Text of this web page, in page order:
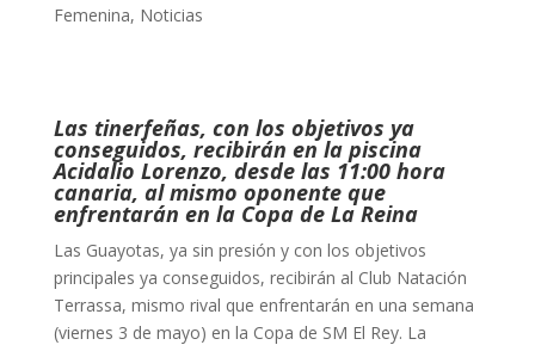
Femenina, Noticias
Las tinerfeñas, con los objetivos ya
conseguidos, recibirán en la piscina
Acidalio Lorenzo, desde las 11:00 hora
canaria, al mismo oponente que
enfrentarán en la Copa de La Reina
Las Guayotas, ya sin presión y con los objetivos
principales ya conseguidos, recibirán al Club Natación
Terrassa, mismo rival que enfrentarán en una semana
(viernes 3 de mayo) en la Copa de SM El Rey. La